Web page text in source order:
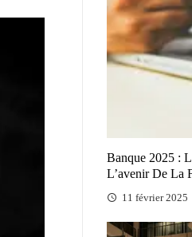
Banque 2025 :
L’avenir De La
11 février 2025